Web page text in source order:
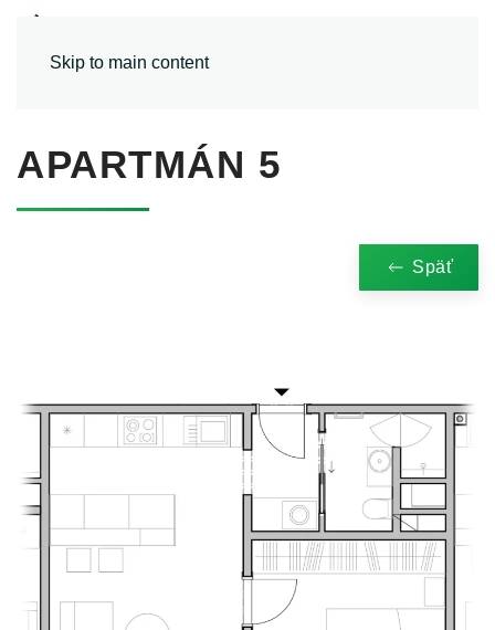
Skip to main content
APARTMÁN 5
Späť